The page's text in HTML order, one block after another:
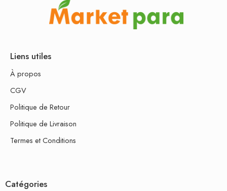
Liens utiles
À propos
CGV
Politique de Retour
Politique de Livraison
Termes et Conditions
Catégories